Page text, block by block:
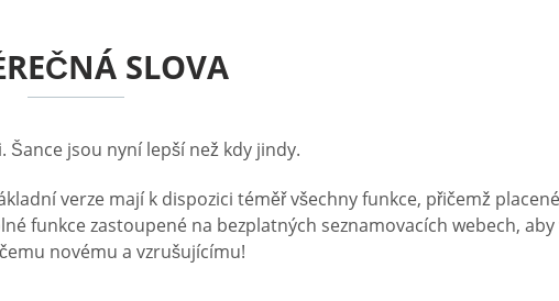
SLOVA
jsou nyní lepší než kdy jindy.
verze mají k dispozici téměř všechny funkce, přičemž
zastoupené na bezplatných seznamovacích webech, aby
novému a vzrušujícímu!